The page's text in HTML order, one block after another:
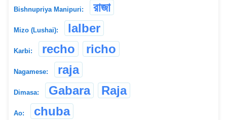
Bishnupriya Manipuri: রাজা
Mizo (Lushai): lalber
Karbi: recho richo
Nagamese: raja
Dimasa: Gabara Raja
Ao: chuba